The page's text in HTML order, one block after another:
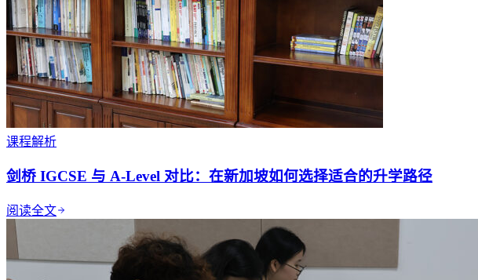
课程解析
剑桥 IGCSE 与 A-Level 对比：在新加坡如何选择适合的升学路径
阅读全文